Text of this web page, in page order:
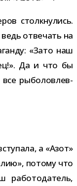
столк­ну­лись.
отве­чать на
«Зато наш
Да и что бы
рыбо­ловлев­
а «Азот»
потому что
рабо­то­да­тель,